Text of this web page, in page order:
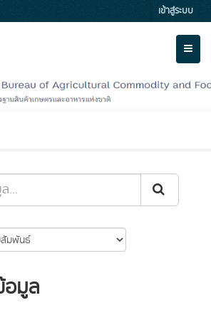
เข้าสู่ระบบ
มูล